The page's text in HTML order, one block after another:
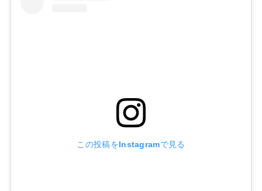
この投稿をInstagramで見る